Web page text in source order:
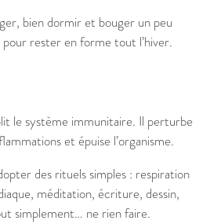
bien dormir et bouger un peu
pour rester en forme tout l’hiver.
le système immunitaire. Il perturbe
et épuise l’organisme.
des rituels simples : respiration
méditation, écriture, dessin,
simplement… ne rien faire.